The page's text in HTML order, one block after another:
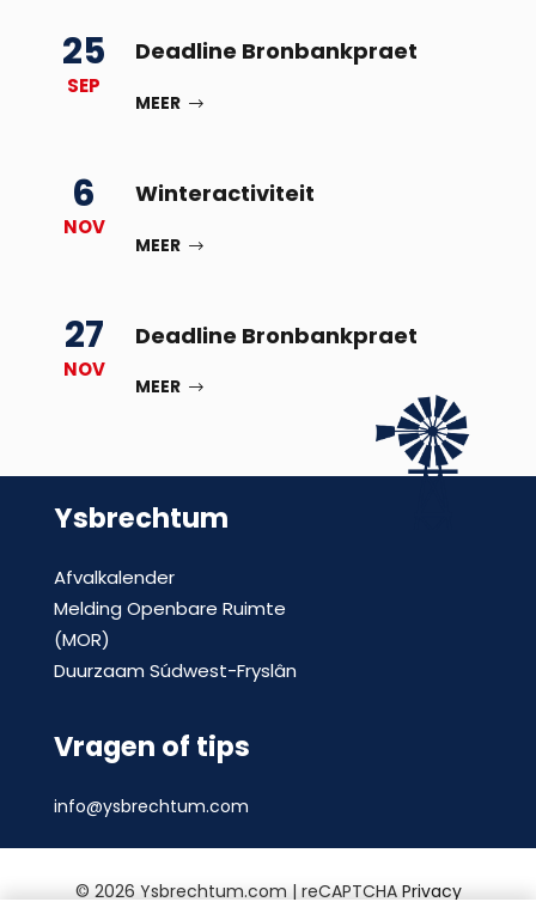
25
SEP
Deadline Bronbankpraet
MEER
6
NOV
Winteractiviteit
MEER
27
NOV
Deadline Bronbankpraet
MEER
Ysbrechtum
Afvalkalender
Melding Openbare Ruimte
(MOR)
Duurzaam Súdwest-Fryslân
Vragen of tips
info@ysbrechtum.com
© 2026 Ysbrechtum.com | reCAPTCHA Privacy